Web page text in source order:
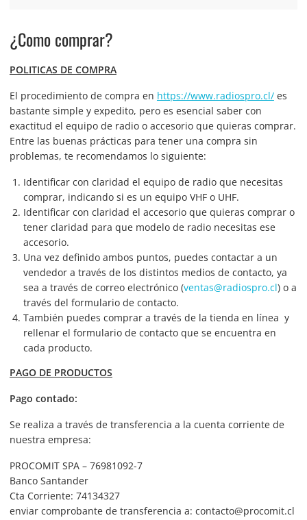
¿Como comprar?
POLITICAS DE COMPRA
El procedimiento de compra en https://www.radiospro.cl/es
bastante simple y expedito, pero es esencial saber con
exactitud el equipo de radio o accesorio que quieras comprar.
Entre las buenas prácticas para tener una compra sin
problemas, te recomendamos lo siguiente:
Identificar con claridad el equipo de radio que necesitas
comprar, indicando si es un equipo VHF o UHF.
Identificar con claridad el accesorio que quieras comprar o
tener claridad para que modelo de radio necesitas ese
accesorio.
Una vez definido ambos puntos, puedes contactar a un
vendedor a través de los distintos medios de contacto, ya
sea a través de correo electrónico (ventas@radiospro.cl) o a
través del formulario de contacto.
También puedes comprar a través de la tienda en línea y
rellenar el formulario de contacto que se encuentra en
cada producto.
PAGO DE PRODUCTOS
Pago contado:
Se realiza a través de transferencia a la cuenta corriente de
nuestra empresa:
PROCOMIT SPA – 76981092-7
Banco Santander
Cta Corriente: 74134327
enviar comprobante de transferencia a: contacto@procomit.cl